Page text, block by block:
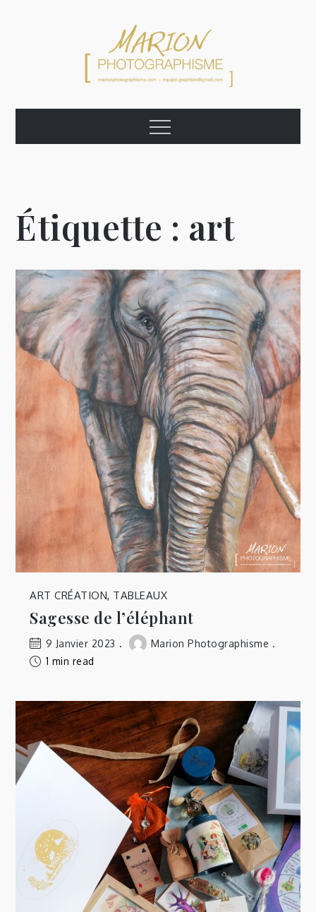
Marion
Photographisme
Menu
Étiquette : art
ART CRÉATION, TABLEAUX
Sagesse de l’éléphant
9 Janvier 2023
Marion Photographisme
1 min read